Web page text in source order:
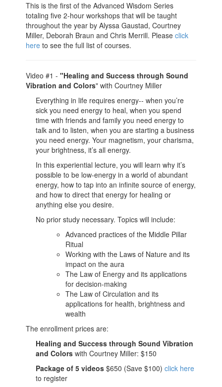
This is the first of the Advanced Wisdom Series
totaling five 2-hour workshops that will be taught
throughout the year by Alyssa Gaustad, Courtney
Miller, Deborah Braun and Chris Merrill. Pleaseclick
here to see the full list of courses.
Video #1 -"Healing and Success through Sound
Vibration and Colors" with Courtney Miller
Everything in life requires energy-- when you’re
sick you need energy to heal, when you spend
time with friends and family you need energy to
talk and to listen, when you are starting a business
you need energy. Your magnetism, your charisma,
your brightness, it’s all energy.
In this experiential lecture, you will learn why it’s
possible to be low-energy in a world of abundant
energy, how to tap into an infinite source of energy,
and how to direct that energy for healing or
anything else you desire.
No prior study necessary. Topics will include:
Advanced practices of the Middle Pillar
Ritual
Working with the Laws of Nature and its
impact on the aura
The Law of Energy and its applications
for decision-making
The Law of Circulation and its
applications for health, brightness and
wealth
The enrollment prices are:
Healing and Success through Sound Vibration
and Colors with Courtney Miller: $150
Package of 5 videos$650 (Save $100)click here
to register